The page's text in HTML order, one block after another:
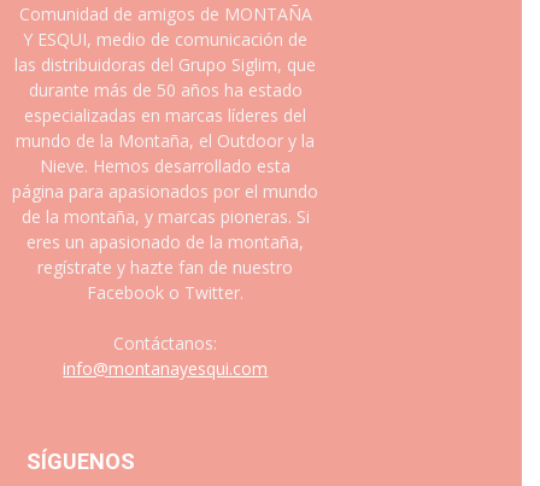
Comunidad de amigos de MONTAÑA
Y ESQUI, medio de comunicación de
las distribuidoras del Grupo Siglim, que
durante más de 50 años ha estado
especializadas en marcas líderes del
mundo de la Montaña, el Outdoor y la
Nieve. Hemos desarrollado esta
página para apasionados por el mundo
de la montaña, y marcas pioneras. Si
eres un apasionado de la montaña,
regístrate y hazte fan de nuestro
Facebook o Twitter.
Contáctanos:
info@montanayesqui.com
SÍGUENOS